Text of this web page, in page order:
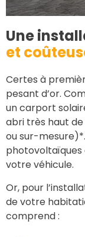
Une
et
Certes à
pesant d’or.
un carport
abri très haut
ou sur-
votre véhicule.
Or, pour
de votre
comprend :